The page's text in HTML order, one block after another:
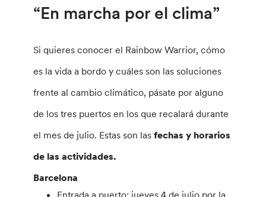
“En marcha por el clima”
Si quieres conocer el Rainbow Warrior, cómo
es la vida a bordo y cuáles son las soluciones
frente al cambio climático, pásate por alguno
de los tres puertos en los que recalará durante
el mes de julio. Estas son lasfechas y horarios
de las actividades.
Barcelona
Entrada a puerto: jueves 4 de julio por la